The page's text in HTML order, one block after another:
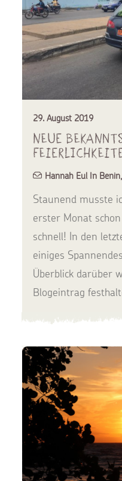
29. August 2019
Neue
Hannah Eul In Benin,
Staunend musste
erster Monat
schnell! In den
einiges
Überblick darüber
Blogeintrag